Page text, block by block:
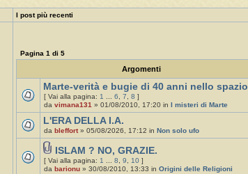
I post più recenti
Pagina 1 di 5
Argomenti
Marte-verità e bugie di 40 anni nello spazio
[ Vai alla pagina: 1 ... 6, 7, 8 ]
da vimana131 » 01/08/2010, 17:20 in I misteri di Marte
L'ERA DELLA I.A.
da bleffort» 05/08/2026, 17:12 in Non solo ufo
ISLAM ? NO, GRAZIE.
[ Vai alla pagina: 1 ... 8, 9, 10 ]
da barionu » 30/08/2010, 13:33 in Origini delle Religioni